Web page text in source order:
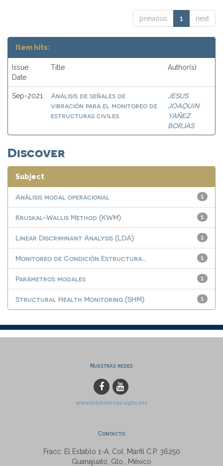
previous 1 next
Item hits:
Issue
Date
Title Author(s)
Sep-2021
Análisis de señales de
vibración para el monitoreo de
estructuras civiles
JESUS
JOAQUIN
YAÑEZ
BORJAS
Discover
Subject
1
Análisis modal operacional
1
Kruskal-Wallis Method (KWM)
1
Linear Discriminant Analysis (LDA)
1
Monitoreo de Condición Estructura...
1
Parámetros modales
1
Structural Health Monitoring (SHM)
Nuestras redes
www.bibliotecas.ugto.mx
Contacto
Fracc. El Establo 1-A, Col. Marfil C.P. 36250
Guanajuato, Gto., México